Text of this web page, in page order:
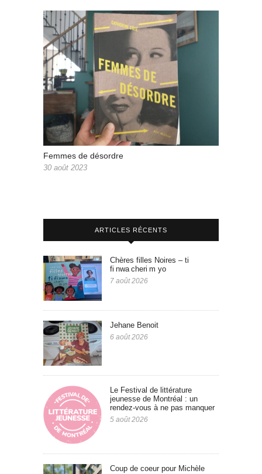
Femmes de désordre
30 août 2023
ARTICLES RÉCENTS
Chères filles Noires – ti
fi nwa cheri m yo
7 août 2026
Jehane Benoit
6 août 2026
Le Festival de littérature
jeunesse de Montréal : un
rendez-vous à ne pas manquer
5 août 2026
Coup de coeur pour Michèle